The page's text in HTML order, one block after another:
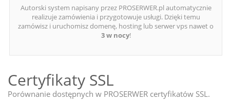
Autorski system napisany przez PROSERWER.pl automatycznie
realizuje zamówienia i przygotowuje usługi. Dzięki temu
zamówisz i uruchomisz domenę, hosting lub serwer vps nawet o
3 w nocy!
Certyfikaty SSL
Porównanie dostępnych w PROSERWER certyfikatów SSL.